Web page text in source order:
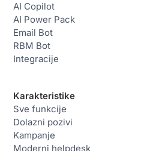
AI Copilot
AI Power Pack
Email Bot
RBM Bot
Integracije
Karakteristike
Sve funkcije
Dolazni pozivi
Kampanje
Moderni helpdesk